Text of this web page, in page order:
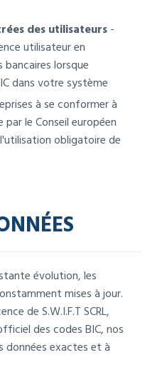
des utilisateurs-
utilisateur en
lorsque
dans votre système
à se conformer à
le Conseil européen
obligatoire de
évolution, les
mises à jour.
de S.W.I.F.T SCRL,
des codes BIC, nos
exactes et à